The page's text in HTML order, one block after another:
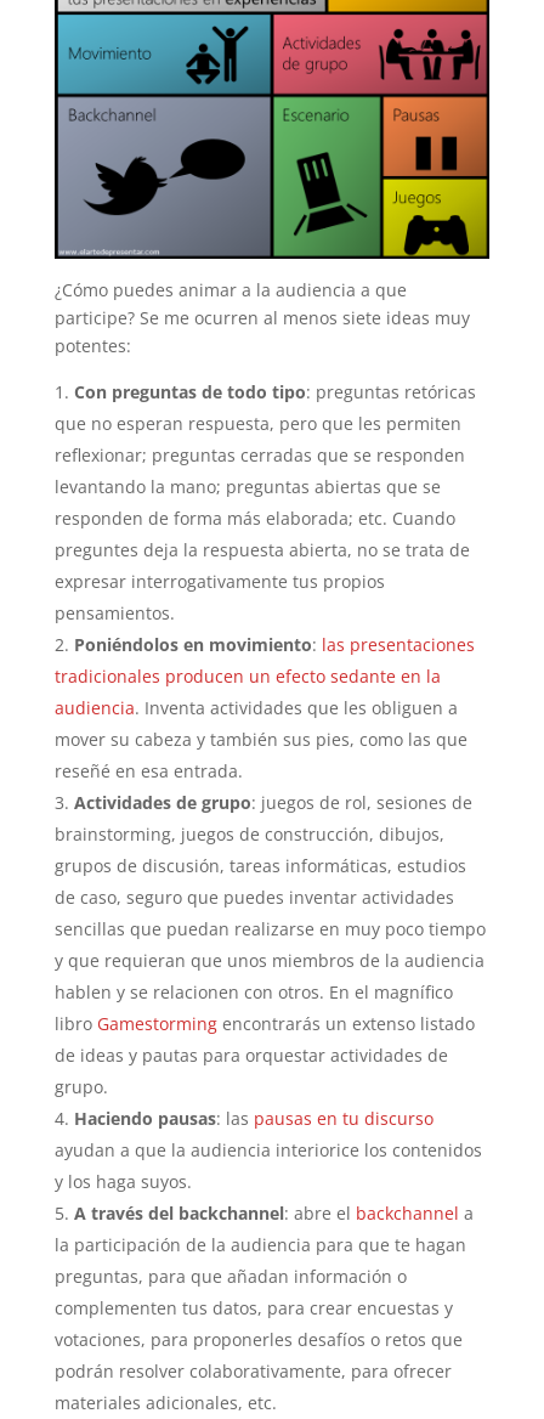
¿Cómo puedes animar a la audiencia a que
participe? Se me ocurren al menos siete ideas muy
potentes:
Con preguntas de todo tipo: preguntas retóricas
que no esperan respuesta, pero que les permiten
reflexionar; preguntas cerradas que se responden
levantando la mano; preguntas abiertas que se
responden de forma más elaborada; etc. Cuando
preguntes deja la respuesta abierta, no se trata de
expresar interrogativamente tus propios
pensamientos.
Poniéndolos en movimiento: las presentaciones
tradicionales producen un efecto sedante en la
audiencia. Inventa actividades que les obliguen a
mover su cabeza y también sus pies, como las que
reseñé en esa entrada.
Actividades de grupo: juegos de rol, sesiones de
brainstorming, juegos de construcción, dibujos,
grupos de discusión, tareas informáticas, estudios
de caso, seguro que puedes inventar actividades
sencillas que puedan realizarse en muy poco tiempo
y que requieran que unos miembros de la audiencia
hablen y se relacionen con otros. En el magnífico
libro Gamestormingencontrarás un extenso listado
de ideas y pautas para orquestar actividades de
grupo.
Haciendo pausas: las pausas en tu discurso
ayudan a que la audiencia interiorice los contenidos
y los haga suyos.
A través del backchannel: abre el backchannel a
la participación de la audiencia para que te hagan
preguntas, para que añadan información o
complementen tus datos, para crear encuestas y
votaciones, para proponerles desafíos o retos que
podrán resolver colaborativamente, para ofrecer
materiales adicionales, etc.